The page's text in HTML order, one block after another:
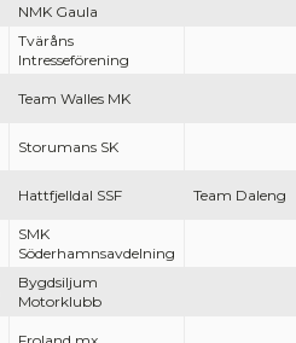
NMK Gaula
Tväråns
Intresseförening
Team Walles MK
Storumans SK
Hattfjelldal SSF Team Daleng
SMK
Söderhamnsavdelning
Bygdsiljum
Motorklubb